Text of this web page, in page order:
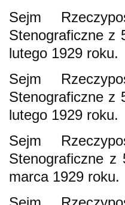
Sejm
Stenograficzne z
lutego 1929 roku.
Sejm
Stenograficzne z
lutego 1929 roku.
Sejm
Stenograficzne z
marca 1929 roku.